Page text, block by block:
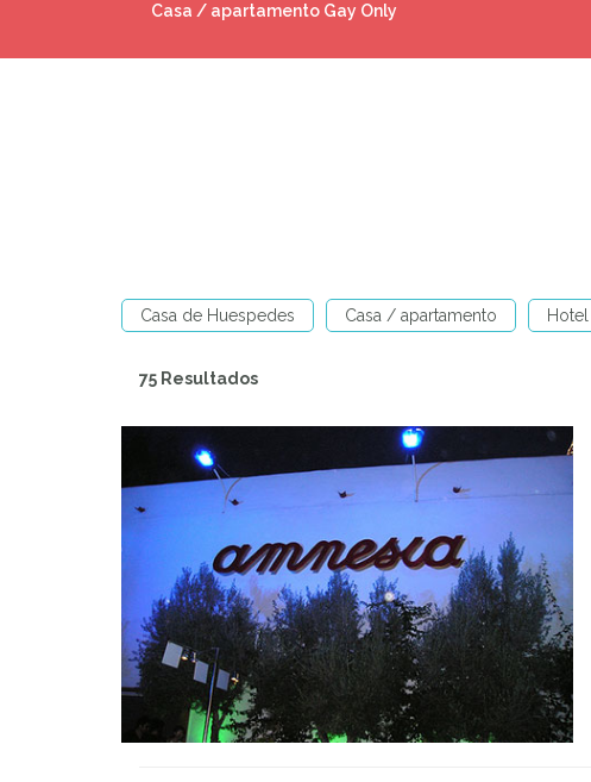
Casa de Huespedes Gay Only
Casa de Huespedes Casa / apartamento Hotel
75 Resultados